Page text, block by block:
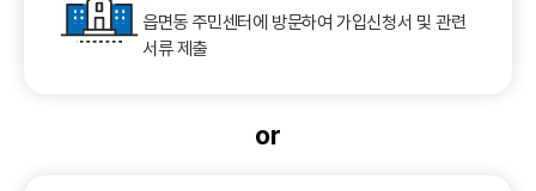
읍면동 주민센터에 방문하여 가입신청서 및 관련
서류 제출
or